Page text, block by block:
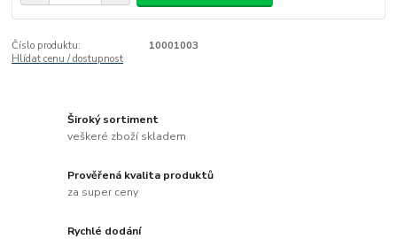
Číslo produktu:
10001003
Hlídat cenu / dostupnost
Široký sortiment
veškeré zboží skladem
Prověřená kvalita produktů
za super ceny
Rychlé dodání